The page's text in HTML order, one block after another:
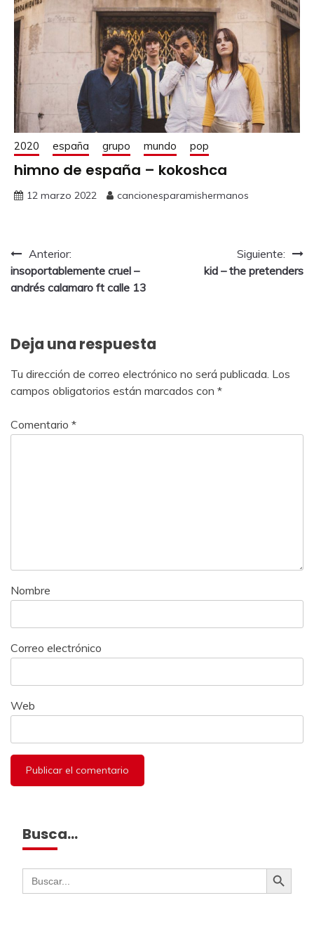
2020 españa grupo mundo pop
himno de españa – kokoshca
12 marzo 2022 cancionesparamishermanos
Anterior:
insoportablemente cruel –
andrés calamaro ft calle 13
Siguiente:
kid – the pretenders
Deja una respuesta
Tu dirección de correo electrónico no será publicada. Los
campos obligatorios están marcados con *
Comentario *
Nombre
Correo electrónico
Web
Busca…
Buscar: Botón de búsqueda